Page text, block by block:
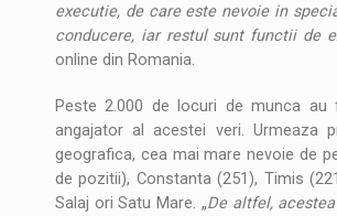
executie, de care este nevoie in
conducere, iar restul sunt functii de
online din Romania.
Peste 2.000 de locuri de munca
angajator al acestei veri. Urmeaza
geografica, cea mai mare nevoie de
de pozitii), Constanta (251), Timis
Salaj ori Satu Mare. „De altfel,